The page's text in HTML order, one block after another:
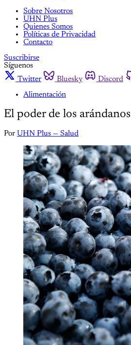
Sobre Nosotros
UHN Plus
Quienes Somos
Políticas de Privacidad
Contacto
Suscribirse
Síguenos
Twitter
Bluesky Discord
Alimentación
El poder de los
Por UHN Plus — Salud